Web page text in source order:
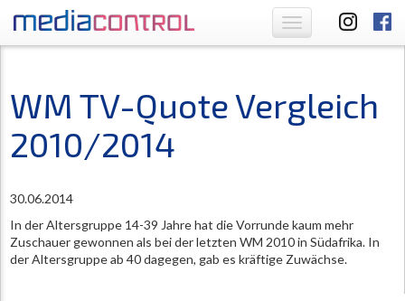
Toggle
navigation
WM TV-Quote Vergleich
2010/2014
30.06.2014
In der Altersgruppe 14-39 Jahre hat die Vorrunde kaum mehr
Zuschauer gewonnen als bei der letzten WM 2010 in Südafrika. In
der Altersgruppe ab 40 dagegen, gab es kräftige Zuwächse.